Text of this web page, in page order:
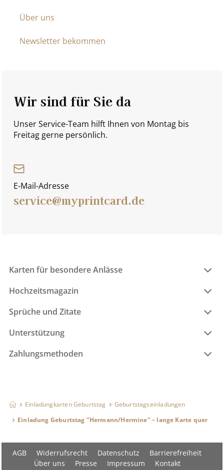
Über uns
Newsletter bekommen
Wir sind für Sie da
Unser Service-Team hilft Ihnen von Montag bis
Freitag gerne persönlich.
E-Mail-Adresse
service@myprintcard.de
Karten für besondere Anlässe
Hochzeitsmagazin
Sprüche und Zitate
Unterstützung
Zahlungsmethoden
Einladungkarten Geburtstag
Geburtstagseinladungen
Einladung Geburtstag "Hermann/Hermine" – lange Karte quer
AGB Widerrufsrecht Datenschutz
Barrierefreiheit
Über uns
Presse Impressum
Kontakt